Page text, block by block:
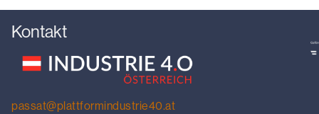
Kontakt
passat@plattformindustrie40.at